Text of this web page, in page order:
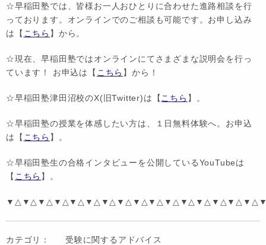
☆早稲田塾では、皆様お一人おひとりに合わせた進路相談を行
っております。オンラインでのご相談も可能です。お申し込み
は【 こちら 】から。
☆現在、早稲田塾ではオンラインにてさまざまな説明会を行っ
ています！ お申込は【 こちら 】から！
☆早稲田塾津田沼校のX(旧Twitter)は【 こちら 】。
☆早稲田塾の授業を体感したい方は、１日無料体験へ。お申込
は【 こちら 】。
☆早稲田塾生の合格インタビューを公開しているYouTubeは
【 こちら 】。
カテゴリ： 受験に関するアドバイス